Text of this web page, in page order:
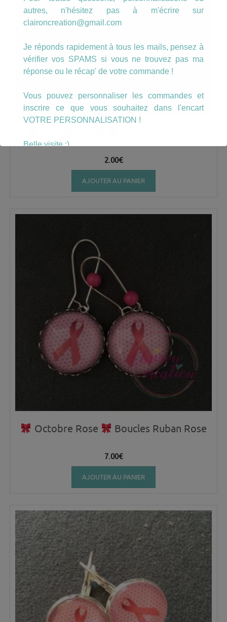
2.00€
AJOUTER AU PANIER
Octobre Rose Boucles Ruban Rose
7.00€
AJOUTER AU PANIER
autres, n'hésitez pas à m'écrire sur
claironcreation@gmail.com
Je réponds rapidement à tous les mails, pensez à
vérifier vos SPAMS si vous ne trouvez pas ma
réponse ou le récap' de votre commande !
Vous pouvez personnaliser les commandes et
inscrire ce que vous souhaitez dans l'encart
VOTRE PERSONNALISATION !
Belle visite :)